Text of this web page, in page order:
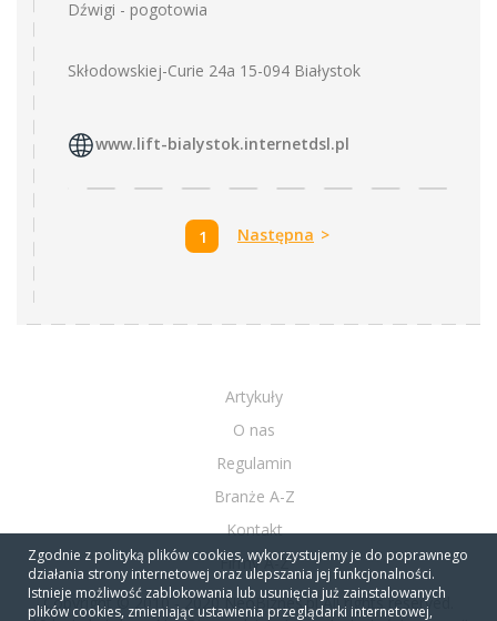
Zgodnie z polityką plików cookies, wykorzystujemy je do poprawnego
działania strony internetowej oraz ulepszania jej funkcjonalności.
Istnieje możliwość zablokowania lub usunięcia już zainstalowanych
plików cookies, zmieniając ustawienia przeglądarki internetowej,
Dźwigi - pogotowia
Skłodowskiej-Curie 24a 15-094 Białystok
www.lift-bialystok.internetdsl.pl
1 Następna >
Artykuły
O nas
Regulamin
Branże A-Z
Kontakt
Firmy A-Z
Copyright © 2010 - 2020 NeoBiznes.pl All rights reserved.